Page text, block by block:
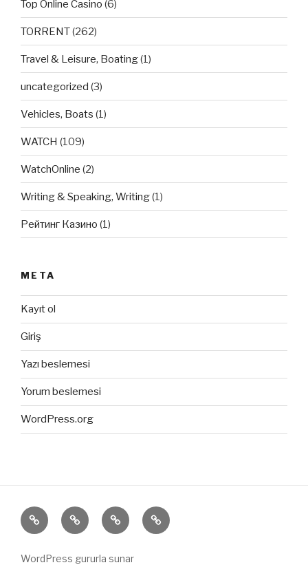
Top Online Casino (6)
TORRENT(262)
Travel & Leisure, Boating(1)
uncategorized (3)
Vehicles, Boats (1)
WATCH (109)
WatchOnline (2)
Writing & Speaking, Writing(1)
Рейтинг Казино (1)
META
Kayıt ol
Giriş
Yazı beslemesi
Yorum beslemesi
WordPress.org
ANASAYFAHAKKIMIZDAÜRÜNLERİMİZ
İLETİŞİM
WordPress gururla sunar